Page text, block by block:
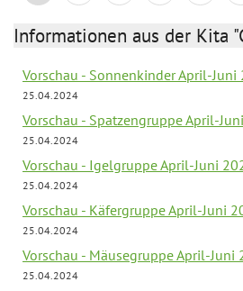
Informationen aus der Kita
Vorschau - Sonnenkinder April-Juni
25.04.2024
Vorschau - Spatzengruppe April-
25.04.2024
Vorschau - Igelgruppe April-Juni
25.04.2024
Vorschau - Käfergruppe April-Juni
25.04.2024
Vorschau - Mäusegruppe April-Juni
25.04.2024